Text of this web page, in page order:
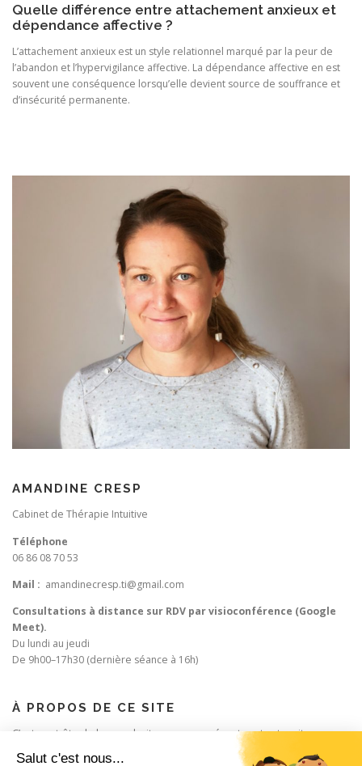
Quelle différence entre attachement anxieux et
dépendance affective ?
L’attachement anxieux est un style relationnel marqué par la peur de
l’abandon et l’hypervigilance affective. La dépendance affective en est
souvent une conséquence lorsqu’elle devient source de souffrance et
d’insécurité permanente.
AMANDINE CRESP
Cabinet de Thérapie Intuitive
Téléphone
06 86 08 70 53
Mail : amandinecresp.ti@gmail.com
Consultations à distance sur RDV par visioconférence (Google
Meet).
Du lundi au jeudi
De 9h00–17h30 (dernière séance à 16h)
À PROPOS DE CE SITE
C’est peut-être le bon endroit pour vous présenter et votre site ou